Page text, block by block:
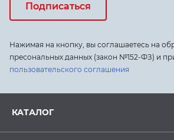
Подписаться
Нажимая на кнопку, вы соглашаетесь на
пресональных данных (закон №152-ФЗ) и
пользовательского соглашения
КАТАЛОГ